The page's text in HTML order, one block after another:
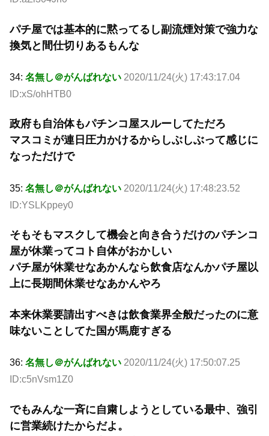
パチ屋では基本的に黙ってるし副流煙対策で強力な
換気と間仕切りあるもんな
34: 名無し＠がんばれない 2020/11/24(火) 17:43:17.04
ID:xS/ohHTB0
政府も自治体もパチンコ屋スルーしてただろ
マスコミが連日圧力かけるからしぶしぶって感じに
なっただけで
35: 名無し＠がんばれない 2020/11/24(火) 17:48:23.52
ID:YSLKppey0
そもそもマスクして機会と向き合うだけのパチンコ
屋が休業ってコト自体がおかしい
パチ屋が休業せなあかんなら飲食店なんかパチ屋以
上に長期間休業せなあかんやろ
本来休業要請出すべきは飲食業界全般だったのに意
味ないことしてた国が馬鹿すぎる
36: 名無し＠がんばれない 2020/11/24(火) 17:50:07.25
ID:c5nVsm1Z0
でもみんな一斉に自粛しようとしている最中、強引
に営業続けたからだよ。